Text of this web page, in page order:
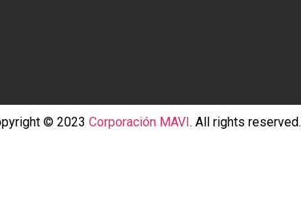
© 2023 Corporación MAVI. All rights reserved.